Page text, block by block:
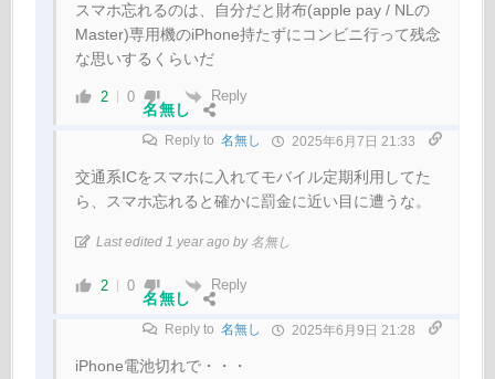
スマホ忘れるのは、自分だと財布(apple pay / NLの
Master)専用機のiPhone持たずにコンビニ行って残念
な思いするくらいだ
2 0 Reply
名無し
Reply to 名無し 2025年6月7日 21:33
交通系ICをスマホに入れてモバイル定期利用してた
ら、スマホ忘れると確かに罰金に近い目に遭うな。
Last edited 1 year ago by 名無し
2 0 Reply
名無し
Reply to 名無し 2025年6月9日 21:28
iPhone電池切れで・・・